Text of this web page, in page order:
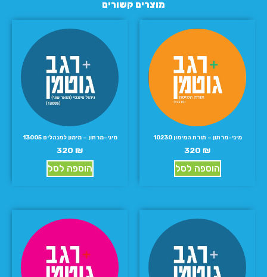
מוצרים קשורים
מיני-מרתון – תורת המימון 10230
320 ₪
הוספה לסל
מיני-מרתון – מימון למנהלים 13005
320 ₪
הוספה לסל